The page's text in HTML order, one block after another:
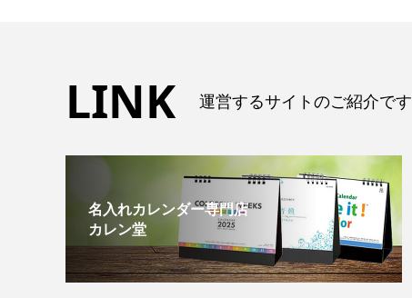
LINK 運営するサイトのご紹介です
名入れカレンダー専門店
カレン堂